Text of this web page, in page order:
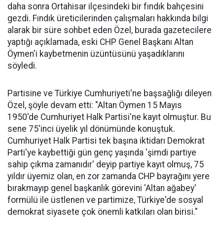
daha sonra Ortahisar ilçesindeki bir fındık bahçesini
gezdi. Fındık üreticilerinden çalışmaları hakkında bilgi
alarak bir süre sohbet eden Özel, burada gazetecilere
yaptığı açıklamada, eski CHP Genel Başkanı Altan
Öymen'i kaybetmenin üzüntüsünü yaşadıklarını
söyledi.
Partisine ve Türkiye Cumhuriyeti'ne başsağlığı dileyen
Özel, şöyle devam etti: "Altan Öymen 15 Mayıs
1950'de Cumhuriyet Halk Partisi'ne kayıt olmuştur. Bu
sene 75'inci üyelik yıl dönümünde konuştuk.
Cumhuriyet Halk Partisi tek başına iktidarı Demokrat
Parti'ye kaybettiği gün genç yaşında 'şimdi partiye
sahip çıkma zamanıdır' deyip partiye kayıt olmuş, 75
yıldır üyemiz olan, en zor zamanda CHP bayrağını yere
bırakmayıp genel başkanlık görevini 'Altan ağabey'
formülü ile üstlenen ve partimize, Türkiye'de sosyal
demokrat siyasete çok önemli katkıları olan birisi."